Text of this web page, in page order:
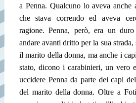
a Penna. Qualcuno lo aveva
che stava correndo ed aveva
ragione. Penna, però, era un
andare avanti dritto per la sua
il marito della donna, ma anche i
stato, dicono i carabinieri, un vero
uccidere Penna da parte dei capi
del marito della donna. Oltre a